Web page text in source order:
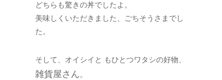
どちらも驚きの丼でしたよ。
美味しくいただきました、ごちそうさまでし
た。
そして、オイシイと もひとつワタシの好物、
雑貨屋さん。